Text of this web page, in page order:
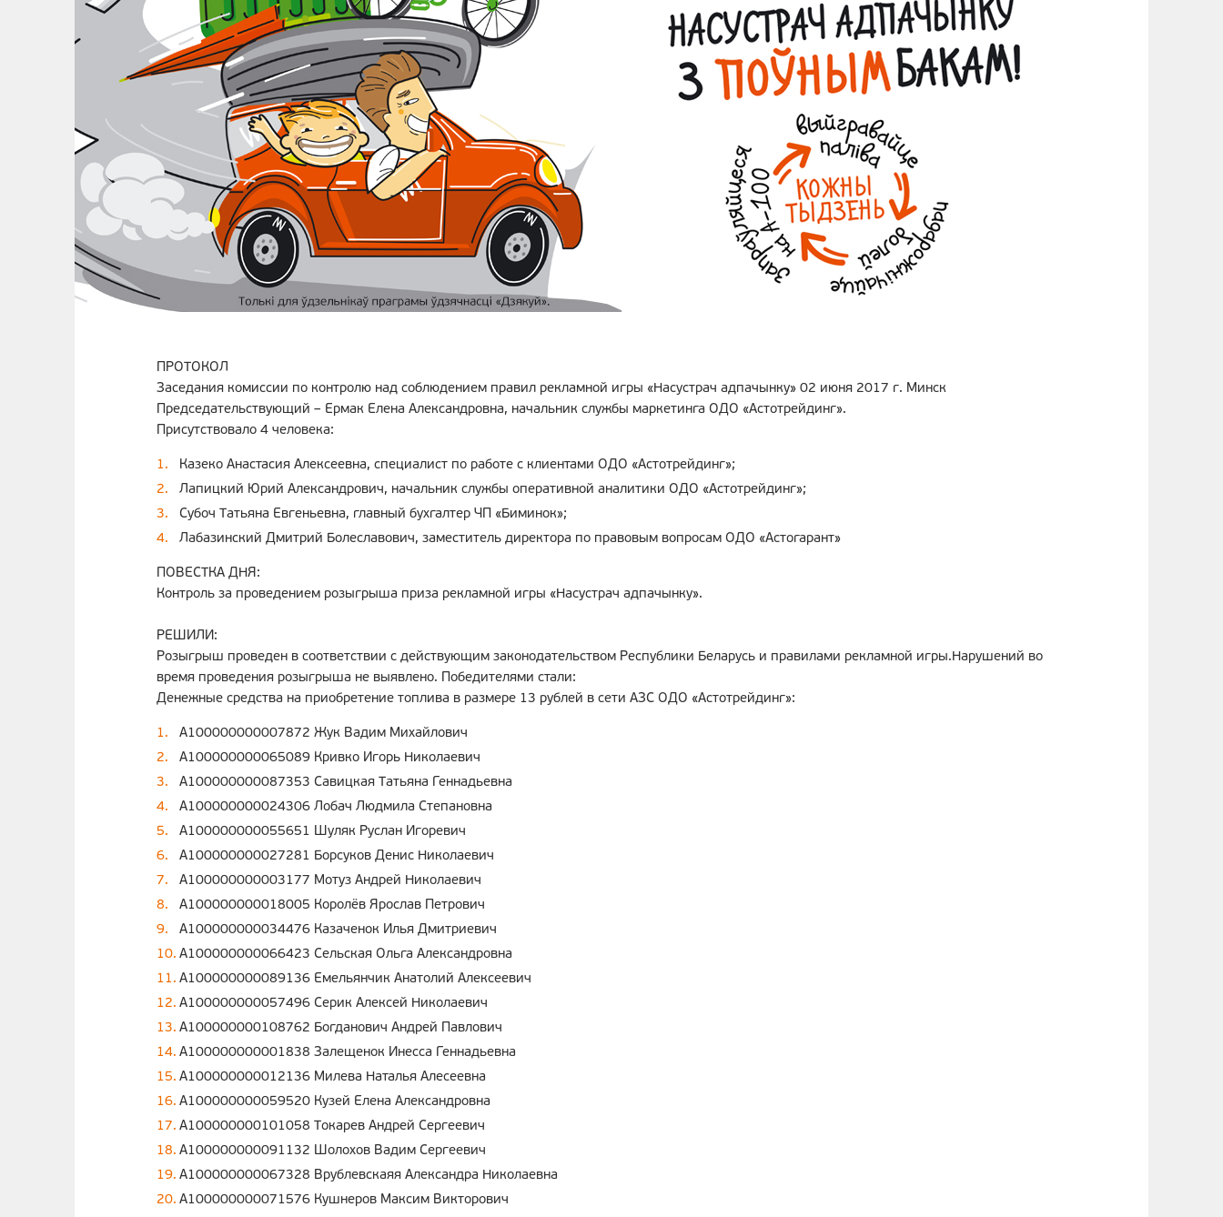
ПРОТОКОЛ
Заседания комиссии по контролю над соблюдением правил рекламной игры «Насустрач адпачынку» 02 июня 2017 г. Минск
Председательствующий – Ермак Елена Александровна, начальник службы маркетинга ОДО «Астотрейдинг».
Присутствовало 4 человека:
Казеко Анастасия Алексеевна, специалист по работе с клиентами ОДО «Астотрейдинг»;
Лапицкий Юрий Александрович, начальник службы оперативной аналитики ОДО «Астотрейдинг»;
Субоч Татьяна Евгеньевна, главный бухгалтер ЧП «Биминок»;
Лабазинский Дмитрий Болеславович, заместитель директора по правовым вопросам ОДО «Астогарант»
ПОВЕСТКА ДНЯ:
Контроль за проведением розыгрыша приза рекламной игры «Насустрач адпачынку».
РЕШИЛИ:
Розыгрыш проведен в соответствии с действующим законодательством Республики Беларусь и правилами рекламной игры.Нарушений во
время проведения розыгрыша не выявлено. Победителями стали:
Денежные средства на приобретение топлива в размере 13 рублей в сети АЗС ОДО «Астотрейдинг»:
A100000000007872 Жук Вадим Михайлович
A100000000065089 Кривко Игорь Николаевич
A100000000087353 Савицкая Татьяна Геннадьевна
A100000000024306 Лобач Людмила Степановна
A100000000055651 Шуляк Руслан Игоревич
A100000000027281 Борсуков Денис Николаевич
A100000000003177 Мотуз Андрей Николаевич
A100000000018005 Королёв Ярослав Петрович
A100000000034476 Казаченок Илья Дмитриевич
A100000000066423 Сельская Ольга Александровна
A100000000089136 Емельянчик Анатолий Алексеевич
A100000000057496 Серик Алексей Николаевич
A100000000108762 Богданович Андрей Павлович
A100000000001838 Залещенок Инесса Геннадьевна
A100000000012136 Милева Наталья Алесеевна
A100000000059520 Кузей Елена Александровна
A100000000101058 Токарев Андрей Сергеевич
A100000000091132 Шолохов Вадим Сергеевич
A100000000067328 Врублевскаяя Александра Николаевна
A100000000071576 Кушнеров Максим Викторович